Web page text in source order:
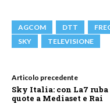
AGCOM DTT
SKY
TELEVISIONE
Articolo precedente
Sky Italia: con La7 ruba
quote a Mediaset e Rai